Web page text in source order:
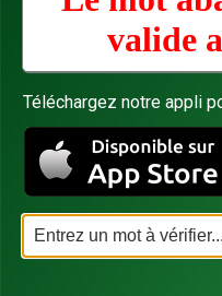
valide
Téléchargez notre appli